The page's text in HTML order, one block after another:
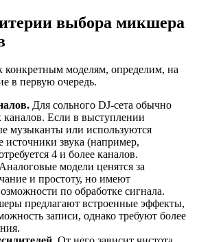
выбора микшера
конкретным моделям, определим, на
в первую очередь.
Для сольного DJ-сета обычно
каналов. Если в выступлении
музыканты или используются
источники звука (например,
4 и более каналов.
модели ценятся за
и простоту, но имеют
по обработке сигнала.
предлагают встроенные эффекты,
записи, однако требуют более